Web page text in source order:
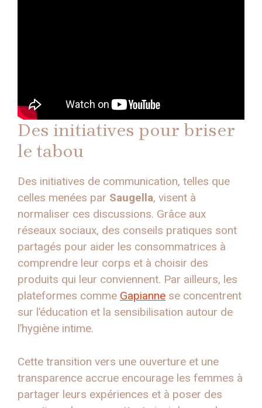
Des initiatives pour briser
le tabou
Des initiatives de communication, telles que
celles menées par Saugella, visent à
normaliser ces discussions. Grâce aux
réseaux sociaux, des conseils pratiques sont
partagés pour aider les consommatrices à
comprendre leur corps et à choisir des
produits qui leur conviennent. Par ailleurs, les
plateformes comme Gapianne se concentrent
sur l’éducation et la sensibilisation autour de
l’hygiène intime.
Cette transition vers une ouverture et une
transparence accrue encourage les femmes à
partager leurs expériences et à poser des